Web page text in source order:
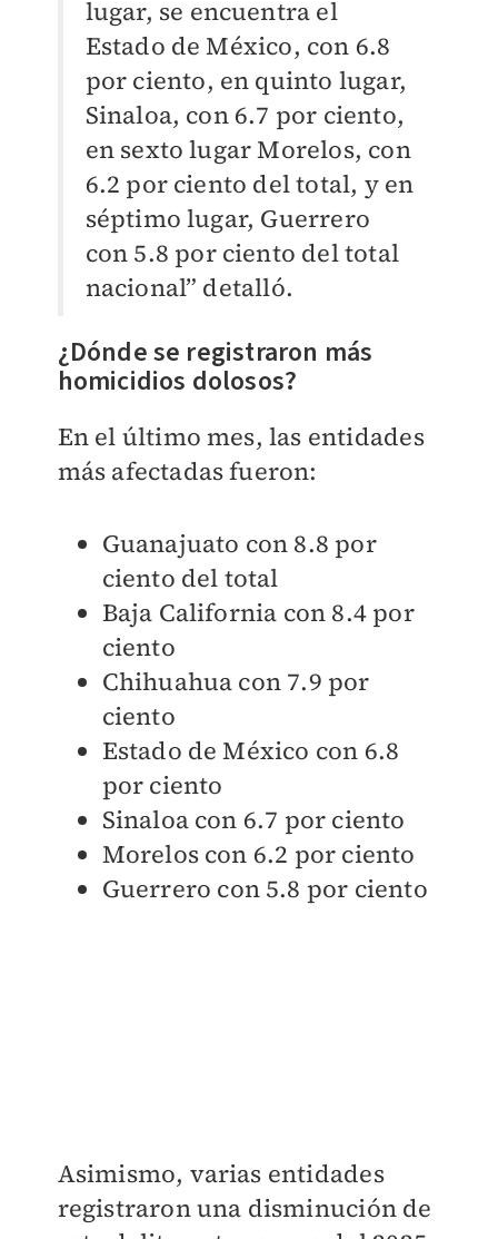
lugar, se encuentra el
Estado de México, con 6.8
por ciento, en quinto lugar,
Sinaloa, con 6.7 por ciento,
en sexto lugar Morelos, con
6.2 por ciento del total, y en
séptimo lugar, Guerrero
con 5.8 por ciento del total
nacional” detalló.
¿Dónde se registraron más
homicidios dolosos?
En el último mes, las entidades
más afectadas fueron:
Guanajuato con 8.8 por
ciento del total
Baja California con 8.4 por
ciento
Chihuahua con 7.9 por
ciento
Estado de México con 6.8
por ciento
Sinaloa con 6.7 por ciento
Morelos con 6.2 por ciento
Guerrero con 5.8 por ciento
Asimismo, varias entidades
registraron una disminución de